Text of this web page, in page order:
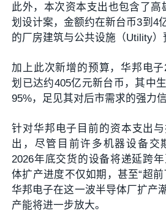
此外，本次资本支出也包含了高
划设计案，金额约在新台币3到4
的厂房建筑与公共设施（Utility）
加上此次新增的预算，华邦电
划已达约405亿元新台币，其中
95%，足见其对后市需求的强力信
针对华邦电子目前的资本支出
出，尽管目前许多机器设备交
2026年底交货的设备将递延跨
体扩产进度不仅如期，甚至“超前
华邦电子在这一波半导体厂扩产
产能将进一步放大。